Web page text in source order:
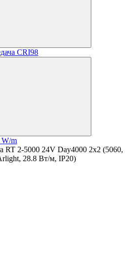
CRI98
W/m
RT 2-5000 24V Day4000 2x2 (5060,
28.8 Вт/м, IP20)